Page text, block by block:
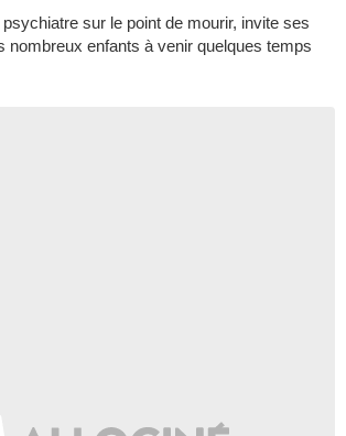
sur le point de mourir, invite ses
nombreux enfants à venir quelques temps